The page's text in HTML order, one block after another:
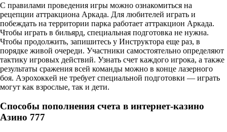
С правилами проведения игры можно ознакомиться на
рецепции аттракциона Аркада. Для любителей играть и
побеждать на территории парка работает аттракцион Аркада.
Чтобы играть в бильярд, специальная подготовка не нужна.
Чтобы продолжить, запишитесь у Инструктора еще раз, в
порядке живой очереди. Участники самостоятельно определяют
тактику игровых действий. Узнать счет каждого игрока, а также
результаты сражения всей команды можно в конце лазерного
боя. Аэрохоккей не требует специальной подготовки — играть
могут как взрослые, так и дети.
Способы пополнения счета в интернет-казино
Азино 777